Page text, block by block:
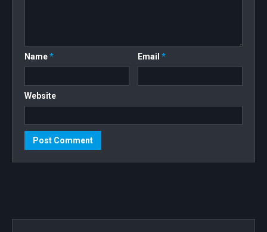
Name* Email*
Website